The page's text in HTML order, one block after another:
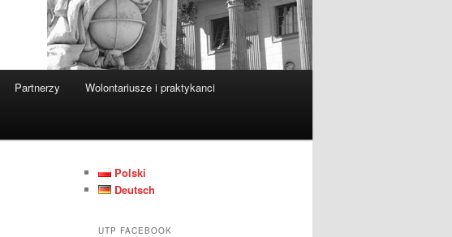
Partnerzy Wolontariusze i praktykanci
Polski
Deutsch
UTP FACEBOOK